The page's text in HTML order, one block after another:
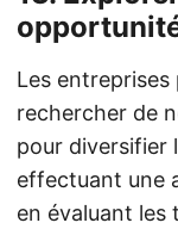
Les
rechercher de
pour diversifier
effectuant une
en évaluant les